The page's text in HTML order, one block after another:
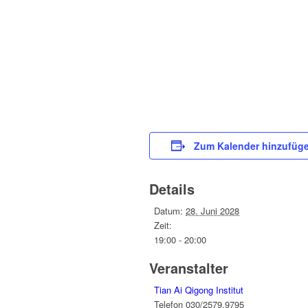
Zum Kalender
Details
Datum: 28. Juni 2028
Zeit:
19:00 - 20:00
Veranstalter
Tian Ai Qigong Institut
Telefon 030/2579.9795